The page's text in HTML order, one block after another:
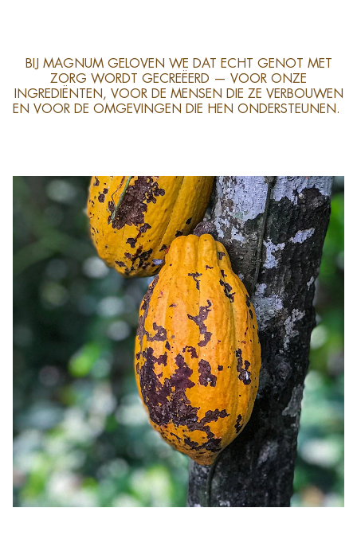
BIJ MAGNUM GELOVEN WE DAT ECHT GENOT MET
ZORG WORDT GECREËERD — VOOR ONZE
INGREDIËNTEN, VOOR DE MENSEN DIE ZE VERBOUWEN
EN VOOR DE OMGEVINGEN DIE HEN ONDERSTEUNEN.